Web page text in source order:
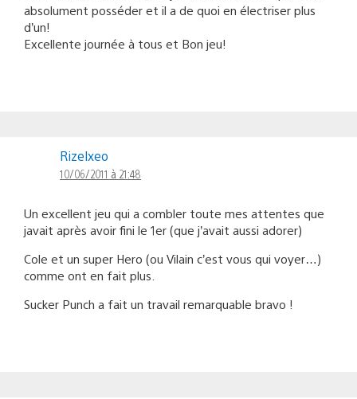
absolument posséder et il a de quoi en électriser plus
d’un!
Excellente journée à tous et Bon jeu!
Rizelxeo
10/06/2011 à 21:48
Un excellent jeu qui a combler toute mes attentes que
javait après avoir fini le 1er (que j’avait aussi adorer)
Cole et un super Hero (ou Vilain c’est vous qui voyer…)
comme ont en fait plus.
Sucker Punch a fait un travail remarquable bravo !